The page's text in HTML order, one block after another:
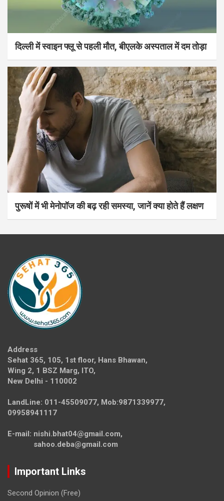
दिल्ली में स्वाइन फ्लू से पहली मौत, बीएलके अस्पताल में दम तोड़ा
पुरूषों में भी मेनोपॉज की बढ़ रही समस्या, जानें क्या होते हैं लक्षण
Address
Sehat 365, 105, 1st floor, Hans Bhawan,
Wing 2, 1 BSZ Marg, ITO,
New Delhi - 110002
LandLine: 011-45509077, Mob:9871339977,
09958941117
E-mail: nishi.bhat04@gmail.com,
sahoo.deba@gmail.com
Important Links
Second Opinion (Free)